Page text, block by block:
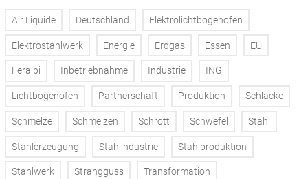
Air Liquide Deutschland Elektrolichtbogenofen
Elektrostahlwerk Energie Erdgas Essen EU
Feralpi Inbetriebnahme Industrie ING
Lichtbogenofen Partnerschaft Produktion Schlacke
Schmelze Schmelzen Schrott Schwefel Stahl
Stahlerzeugung Stahlindustrie Stahlproduktion
Stahlwerk Strangguss Transformation